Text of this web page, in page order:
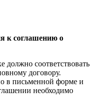
к соглашению о
должно соответствовать
договору.
в письменной форме и
необходимо